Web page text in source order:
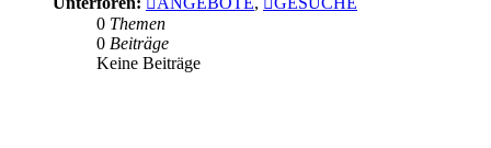
0 Themen
0 Beiträge
Keine Beiträge